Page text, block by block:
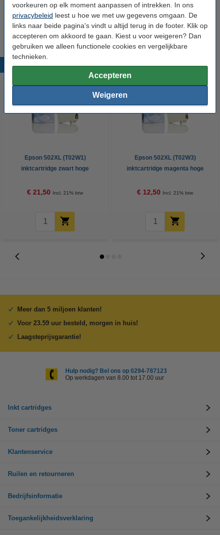
voorkeuren op elk moment aanpassen of intrekken. In ons
privacybeleid leest u hoe we met uw gegevens omgaan. De
links naar beide pagina's vindt u altijd terug in de footer. Klik op
accepteren om akkoord te gaan. Kiest u voor weigeren? Dan
gebruiken we alleen functionele cookies en vergelijkbare
technieken.
Accepteren
Weigeren
Tip
Wij adviseren u om deze cartridge i.p.v. de originele cartridge te
nemen.
Populaire producten
Epson 502XL (T02W1)
inktcartridge zwart hoge
€ 21,50 Incl. 21% btw
Epson 502XL (T02W3)
inktcartridge magenta hoge
€ 12,50 Incl. 21% btw
Meer dan 5 miljoen klanten!
Voor 23.59 uur besteld, morgen in huis!
Laagsteprijsgarantie!
Hulp nodig? Bel ons op 0294-787123
Op werkdagen van 8.00 tot 17.00 uur
Inkt cartridges
Toner cartridges
Klantenservice
Ruilen en retourneren
Bedrijfsinformatie
Toegankelijkheidsverklaring